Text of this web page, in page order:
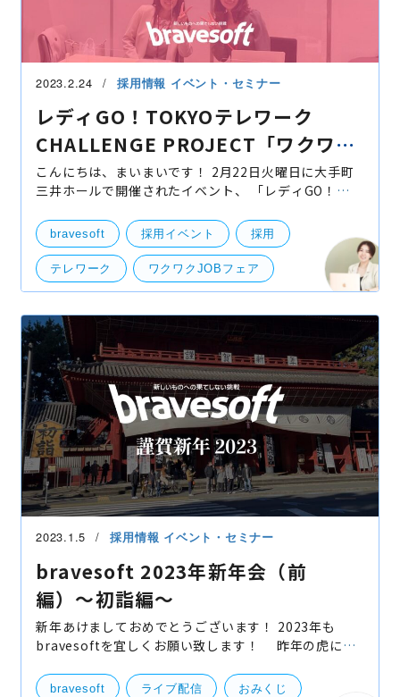
2023.2.24 採用情報 イベント・セミナー
レディGO！TOKYOテレワーク
CHALLENGE PROJECT「ワクワク
JOBフェア」に参加してきました！
こんにちは、まいまいです！ 2月22日火曜日に大手町
三井ホールで開催されたイベント、 「レディGO！
JOBフェア"」にbravesoftが出展してきました！ 本日
はそのイベント
bravesoft 採用イベント 採用
テレワーク ワクワクJOBフェア
2023.1.5 採用情報 イベント・セミナー
bravesoft 2023年新年会（前
編）〜初詣編〜
新年あけましておめでとうございます！ 2023年も
bravesoftを宜しくお願い致します！ 昨年の虎に引
した。 そんな感じで2023年シーズンも昨日
bravesoft ライブ配信 おみくじ